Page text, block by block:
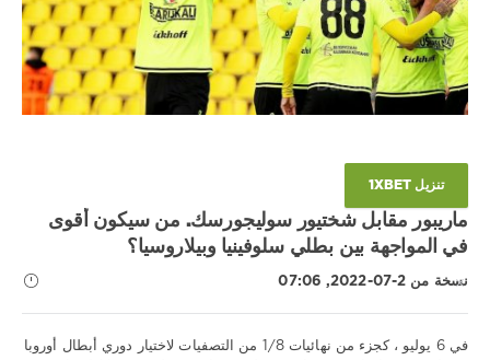
Download
1xbet
1
546
شاختار
سوليجورسك,
دوري
أبطال
تنزيل 1XBET
ماريبور مقابل شختيور سوليجورسك. من سيكون أقوى
في المواجهة بين بطلي سلوفينيا وبيلاروسيا؟
نسخة من 2-07-2022, 07:06
في 6 يوليو ، كجزء من نهائيات 1/8 من التصفيات لاختيار دوري أبطال أوروبا